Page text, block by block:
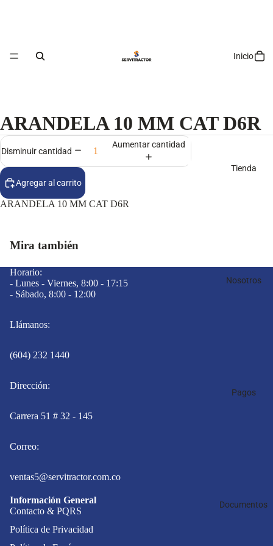
Inicio
Tienda
Nosotros
Pagos
Documentos
ARANDELA 10 MM CAT D6R
Disminuir cantidad
Aumentar cantidad
Agregar al carrito
ARANDELA 10 MM CAT D6R
Mira también
Horario:
- Lunes - Viernes, 8:00 - 17:15
- Sábado, 8:00 - 12:00
Llámanos:
(604) 232 1440
Dirección:
Carrera 51 # 32 - 145
Correo:
ventas5@servitractor.com.co
Información General
Contacto & PQRS
Política de Privacidad